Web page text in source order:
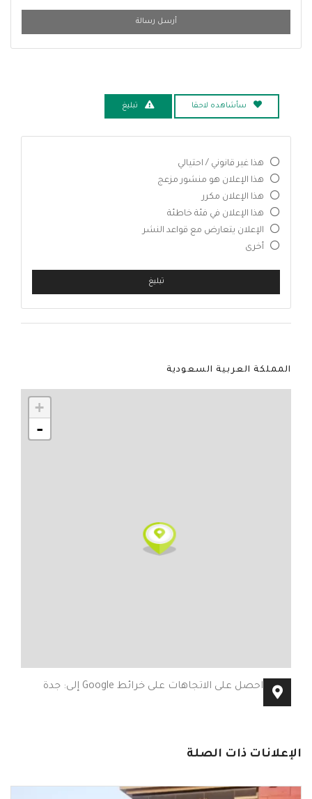
أرسل رسالة
سأشاهده لاحقا تبليغ
هذا غير قانوني / احتيالي
هذا الإعلان هو منشور مزعج
هذا الإعلان مكرر
هذا الإعلان في فئة خاطئة
الإعلان يتعارض مع قواعد النشر
أخرى
تبليغ
المملكة العربية السعودية
احصل على الاتجاهات على خرائط Google إلى: جدة
الإعلانات ذات الصلة